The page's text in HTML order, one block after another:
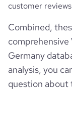
customer
Combined,
comprehensive
Germany
analysis, you
question about